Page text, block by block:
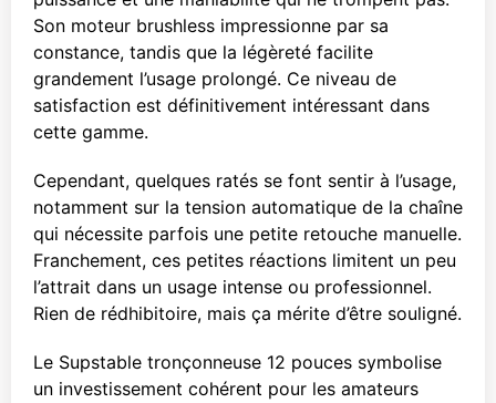
Son moteur brushless impressionne par sa
constance, tandis que la légèreté facilite
grandement l’usage prolongé. Ce niveau de
satisfaction est définitivement intéressant dans
cette gamme.
Cependant, quelques ratés se font sentir à l’usage,
notamment sur la tension automatique de la chaîne
qui nécessite parfois une petite retouche manuelle.
Franchement, ces petites réactions limitent un peu
l’attrait dans un usage intense ou professionnel.
Rien de rédhibitoire, mais ça mérite d’être souligné.
Le Supstable tronçonneuse 12 pouces symbolise
un investissement cohérent pour les amateurs